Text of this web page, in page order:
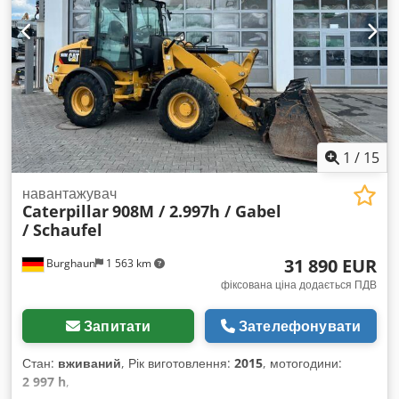
вивантаження: 3,10 м Висота машини: приблизно 246 см
1 / 15
Burghaun 1 563 km
навантажувач
Caterpillar908M / 2.997h / Gabel
/ Schaufel
31 890 EUR
фіксована ціна додається ПДВ
Запитати Зателефонувати
Стан: вживаний, Рік виготовлення: 2015, мотогодини:
2 997 h,